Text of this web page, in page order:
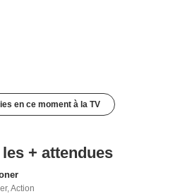
en ce moment à la TV
+ attendues
,Action